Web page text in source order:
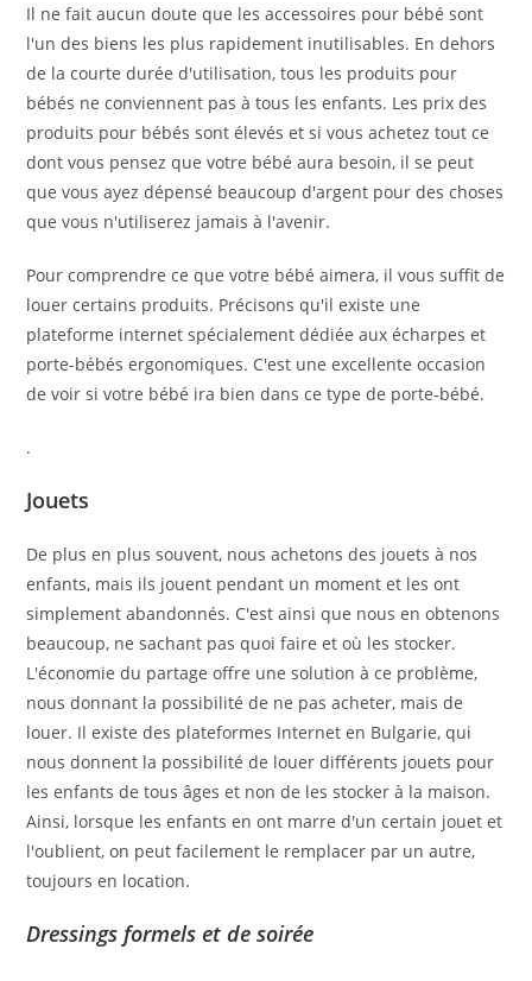
Il ne fait aucun doute que les accessoires pour bébé sont
l'un des biens les plus rapidement inutilisables. En dehors
de la courte durée d'utilisation, tous les produits pour
bébés ne conviennent pas à tous les enfants. Les prix des
produits pour bébés sont élevés et si vous achetez tout ce
dont vous pensez que votre bébé aura besoin, il se peut
que vous ayez dépensé beaucoup d'argent pour des choses
que vous n'utiliserez jamais à l'avenir.
Pour comprendre ce que votre bébé aimera, il vous suffit de
louer certains produits. Précisons qu'il existe une
plateforme internet spécialement dédiée aux écharpes et
porte-bébés ergonomiques. C'est une excellente occasion
de voir si votre bébé ira bien dans ce type de porte-bébé.
.
Jouets
De plus en plus souvent, nous achetons des jouets à nos
enfants, mais ils jouent pendant un moment et les ont
simplement abandonnés. C'est ainsi que nous en obtenons
beaucoup, ne sachant pas quoi faire et où les stocker.
L'économie du partage offre une solution à ce problème,
nous donnant la possibilité de ne pas acheter, mais de
louer. Il existe des plateformes Internet en Bulgarie, qui
nous donnent la possibilité de louer différents jouets pour
les enfants de tous âges et non de les stocker à la maison.
Ainsi, lorsque les enfants en ont marre d'un certain jouet et
l'oublient, on peut facilement le remplacer par un autre,
toujours en location.
Dressings formels et de soirée